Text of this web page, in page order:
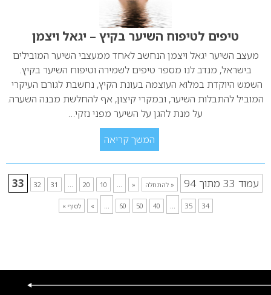
טיפים לטיפוח השיער בקיץ – יגאל ויצמן
מעצב השיער יגאל ויצמן הנחשב לאחד ממעצבי השיער המובילים
בישראל, מנדב לנו מספר טיפים לשמירה וטיפוח השיער בקיץ.
השמש היוקדת במלוא העוצמה בעונת הקיץ, נחשבת לגורם העיקרי
המוביל להתבלות השיער, ובמקרי קיצון, אף להחלשת מבנה השערה.
על מנת להגן על השיער מפני נזקי…
המשך קריאה
עמוד 33 מתוך 94 « להתחלה «
...
10
20
...
31
32
33
34
35
...
40
50
60
...
» לסוף »